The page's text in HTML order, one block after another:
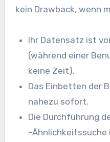
kein Drawback, wenn
Ihr Datensatz ist
(während einer
keine Zeit).
Das Einbetten der
nahezu sofort.
Die Durchführung
-Ähnlichkeitssuche